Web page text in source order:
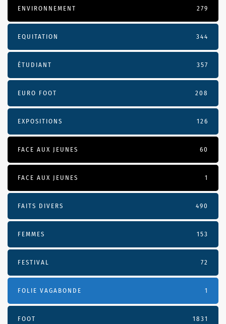
ENVIRONNEMENT 279
EQUITATION 344
ÉTUDIANT 357
EURO FOOT 208
EXPOSITIONS 126
FACE AUX JEUNES 60
FACE AUX JEUNES 1
FAITS DIVERS 490
FEMMES 153
FESTIVAL 72
FOLIE VAGABONDE 1
FOOT 1831